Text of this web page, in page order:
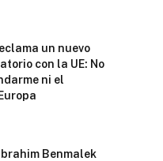
un nuevo
con la UE: No
ni el
Benmalek